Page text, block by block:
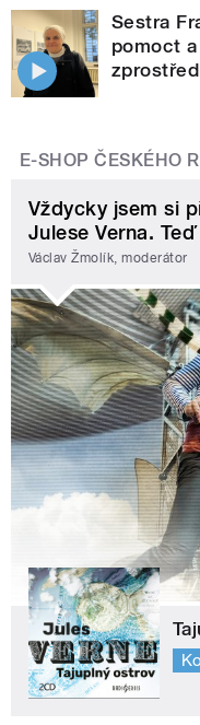
Sestra
pomoct
E-SHOP ČESKÉHO
Vždycky jsem si
Julese Verna.
Václav Žmolík, moderátor